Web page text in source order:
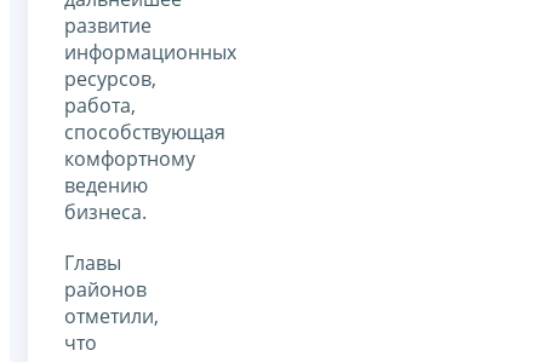
развитие
информационных
ресурсов,
работа,
способствующая
комфортному
ведению
бизнеса.
Главы
районов
отметили,
что